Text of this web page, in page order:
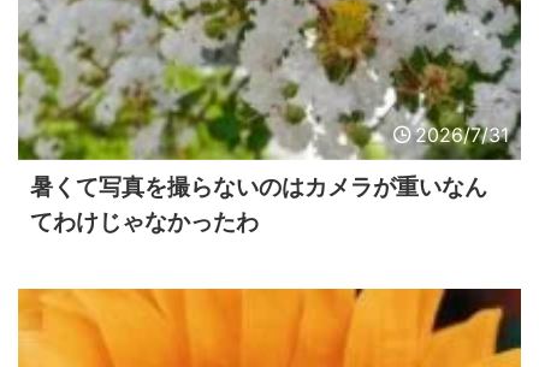
2026/7/31
暑くて写真を撮らないのはカメラが重いなん
てわけじゃなかったわ